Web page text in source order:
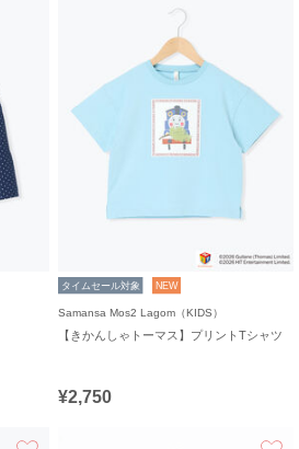
タイムセール対象 NEW
Samansa Mos2 Lagom（KIDS）
【きかんしゃトーマス】プリントTシャツ
¥2,750